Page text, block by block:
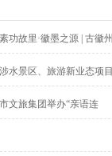
故里·徽墨之源 | 古徽州
水景区、旅游新业态项目
文旅集团举办“亲语连